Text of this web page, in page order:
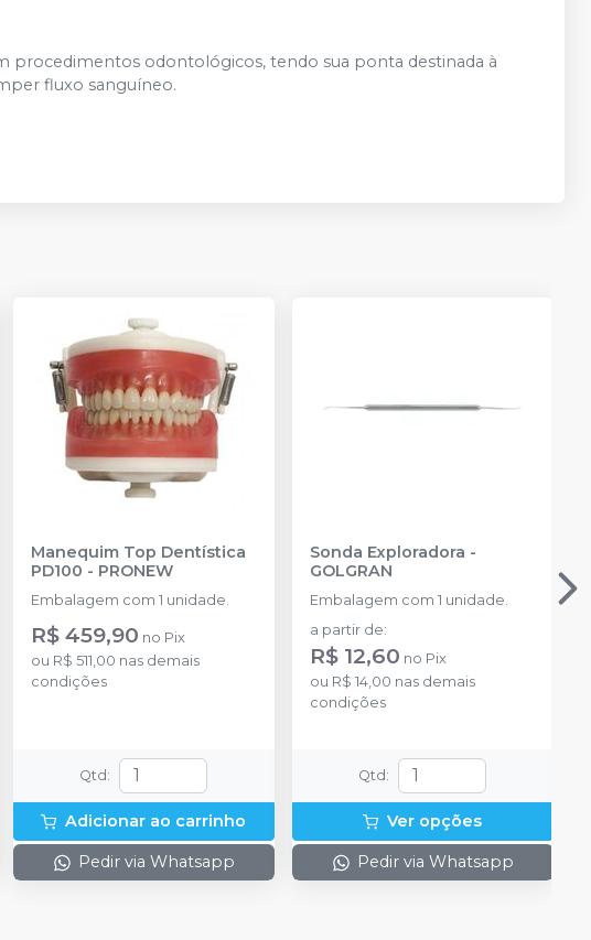
procedimentos odontológicos, tendo sua ponta destinada à
fluxo sanguíneo.
Manequim Top Dentística
PD100 - PRONEW
Embalagem com 1 unidade.
R$ 459,90 no Pix
ou R$ 511,00 nas demais
condições
Qtd :
Adicionar ao carrinho
Pedir via Whatsapp
Sonda Exploradora -
GOLGRAN
Embalagem com 1 unidade.
a partir de:
R$ 12,60 no Pix
ou R$ 14,00 nas demais
condições
Qtd :
Ver opções
Pedir via Whatsapp